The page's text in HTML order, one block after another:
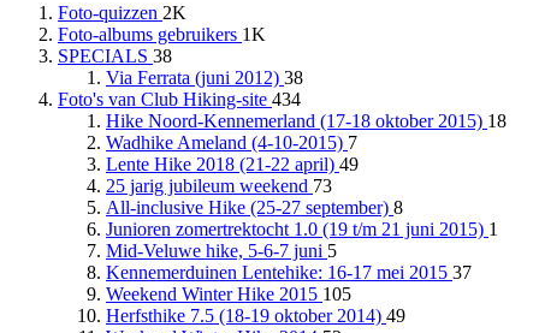
Foto-quizzen 2K
Foto-albums gebruikers 1K
SPECIALS 38
Via Ferrata (juni 2012) 38
Foto's van Club Hiking-site 434
Hike Noord-Kennemerland (17-18 oktober 2015) 18
Wadhike Ameland (4-10-2015) 7
Lente Hike 2018 (21-22 april) 49
25 jarig jubileum weekend 73
All-inclusive Hike (25-27 september) 8
Junioren zomertrektocht 1.0 (19 t/m 21 juni 2015) 1
Mid-Veluwe hike, 5-6-7 juni 5
Kennemerduinen Lentehike: 16-17 mei 2015 37
Weekend Winter Hike 2015 105
Herfsthike 7.5 (18-19 oktober 2014) 49